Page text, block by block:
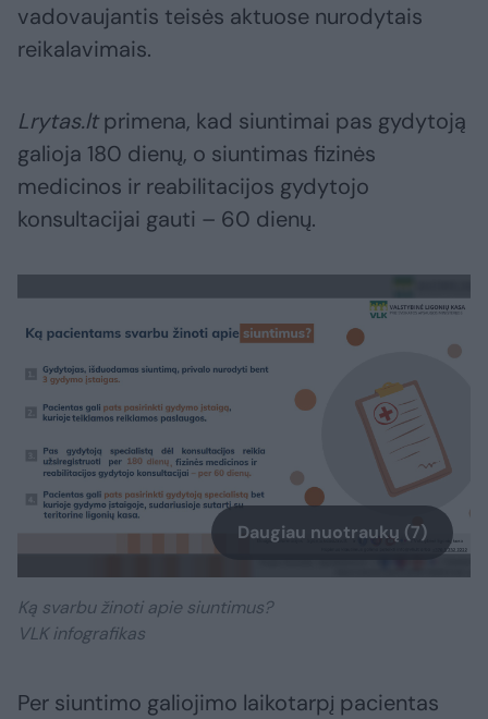
vadovaujantis teisės aktuose nurodytais
reikalavimais.
Lrytas.ltprimena, kad siuntimai pas gydytoją
galioja 180 dienų, o siuntimas fizinės
medicinos ir reabilitacijos gydytojo
konsultacijai gauti – 60 dienų.
Daugiau nuotraukų (7)
Ką svarbu žinoti apie siuntimus?
VLK infografikas
Per siuntimo galiojimo laikotarpį pacientas